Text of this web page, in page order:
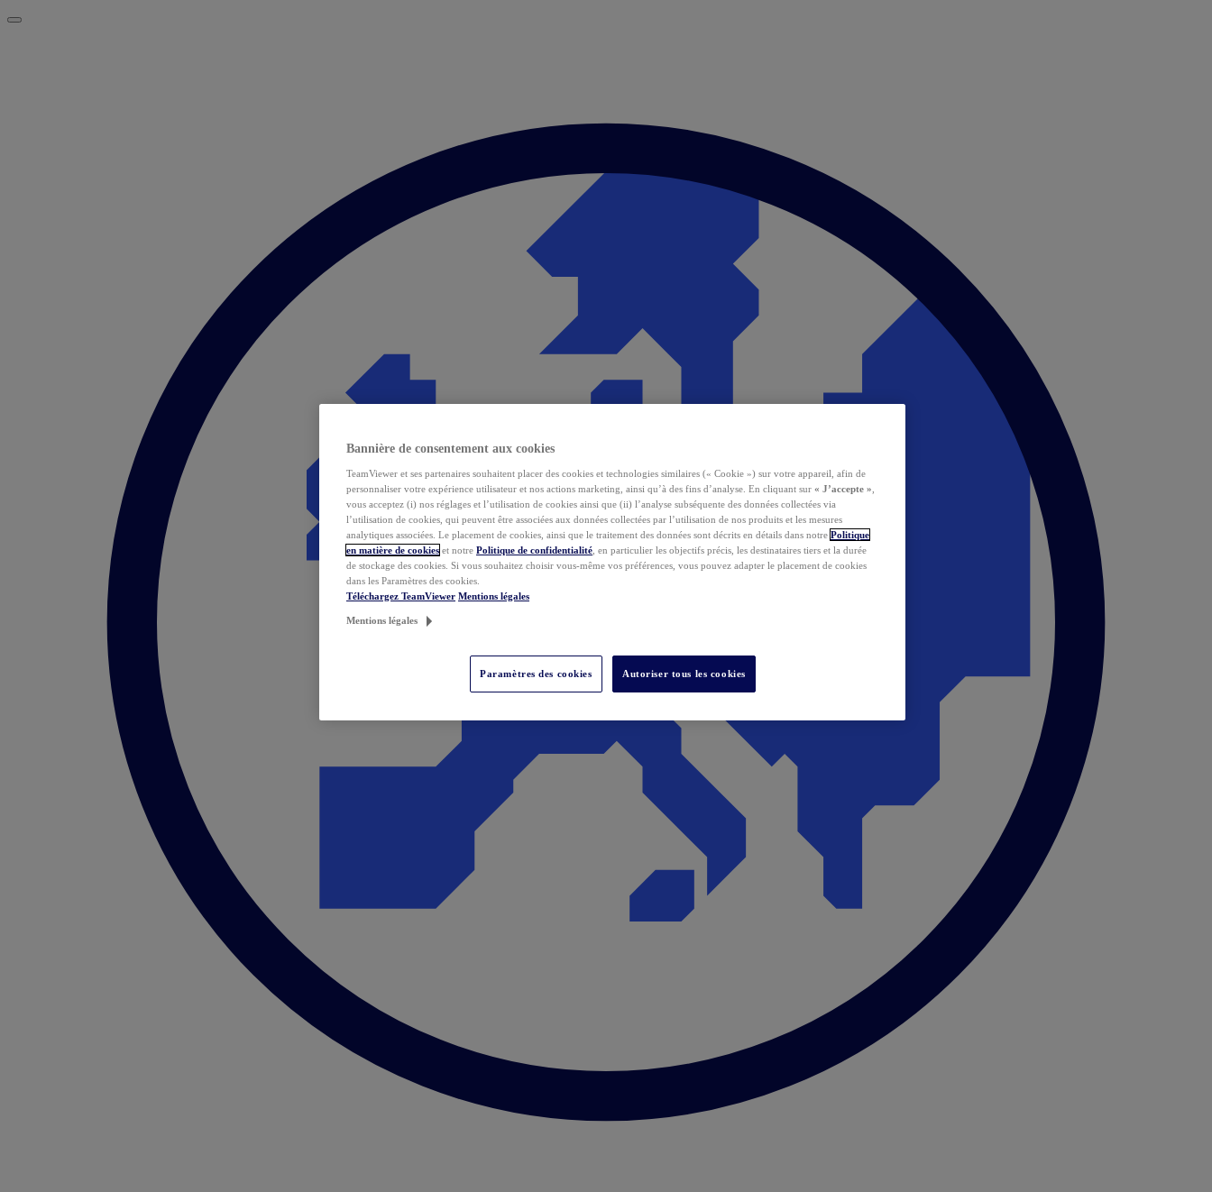
Bannière de consentement aux cookies
TeamViewer et ses partenaires souhaitent placer des cookies et technologies similaires (« Cookie ») sur votre appareil, afin de
personnaliser votre expérience utilisateur et nos actions marketing, ainsi qu’à des fins d’analyse. En cliquant sur « J’accepte »
vous acceptez (i) nos réglages et l’utilisation de cookies ainsi que (ii) l’analyse subséquente des données collectées via
l’utilisation de cookies, qui peuvent être associées aux données collectées par l’utilisation de nos produits et les mesures
analytiques associées. Le placement de cookies, ainsi que le traitement des données sont décrits en détails dans notre Politique
en matière de cookies et notre Politique de confidentialité , en particulier les objectifs précis, les destinataires tiers et la durée
de stockage des cookies. Si vous souhaitez choisir vous-même vos préférences, vous pouvez adapter le placement de cookies
dans les Paramètres des cookies.
Téléchargez TeamViewer Mentions légales
Mentions légales
Paramètres des cookies Autoriser tous les cookies